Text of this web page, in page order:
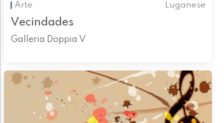
Arte
Luganese
Vecindades
Galleria Doppia V